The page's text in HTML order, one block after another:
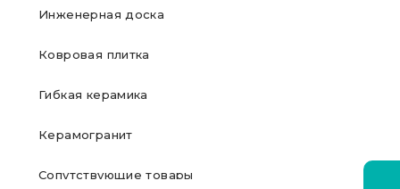
Инженерная доска
Ковровая плитка
Гибкая керамика
Керамогранит
Сопутствующие товары